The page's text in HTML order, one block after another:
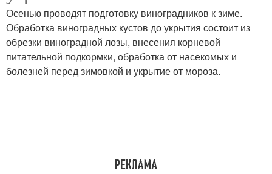
Осенью проводят подготовку виноградников к зиме.
Обработка виноградных кустов до укрытия состоит из
обрезки виноградной лозы, внесения корневой
питательной подкормки, обработка от насекомых и
болезней перед зимовкой и укрытие от мороза.